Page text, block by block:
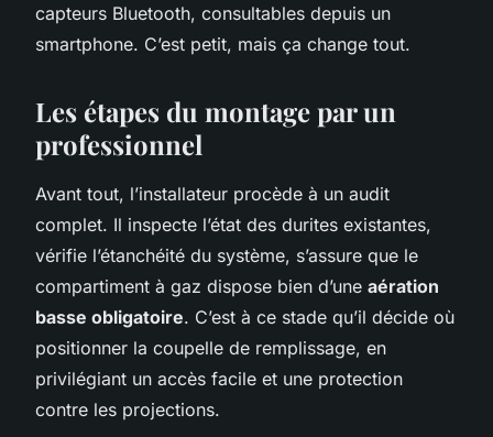
capteurs Bluetooth, consultables depuis un
smartphone. C’est petit, mais ça change tout.
Les étapes du montage par un
professionnel
Avant tout, l’installateur procède à un audit
complet. Il inspecte l’état des durites existantes,
vérifie l’étanchéité du système, s’assure que le
compartiment à gaz dispose bien d’une aération
basse obligatoire. C’est à ce stade qu’il décide où
positionner la coupelle de remplissage, en
privilégiant un accès facile et une protection
contre les projections.